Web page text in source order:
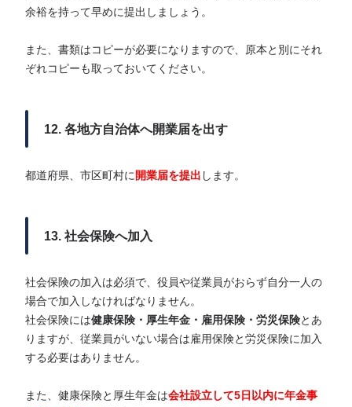
余裕を持って早めに提出しましょう。
また、書類はコピーが必要になりますので、原本と別にそれ
ぞれコピーも取っておいてください。
12. 各地方自治体へ開業届を出す
都道府県、市区町村に 開業届を提出 します。
13. 社会保険へ加入
社会保険の加入は必須で、役員や従業員がおらず自分一人の
場合で加入しなければなりません。
社会保険には健康保険・厚生年金・雇用保険・労災保険とあ
りますが、従業員がいない場合は雇用保険と労災保険に加入
する必要はありません。
また、健康保険と厚生年金は会社設立して5日以内に年金事